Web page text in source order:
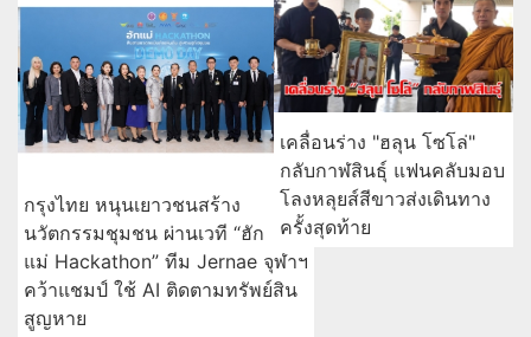
กรุงไทย หนุนเยาวชนสร้าง
นวัตกรรมชุมชน ผ่านเวที “ฮัก
แม่ Hackathon” ทีม Jernae จุฬาฯ
คว้าแชมป์ ใช้ AI ติดตามทรัพย์สิน
สูญหาย
เคลื่อนร่าง "ฮลุน โซโล่"
กลับกาฬสินธุ์ แฟนคลับมอบ
โลงหลุยส์สีขาวส่งเดินทาง
ครั้งสุดท้าย